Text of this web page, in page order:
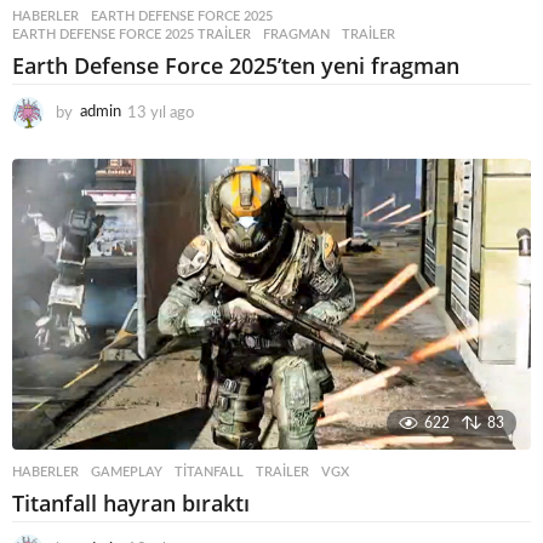
HABERLER EARTH DEFENSE FORCE 2025
EARTH DEFENSE FORCE 2025 TRAILER
,FRAGMAN ,TRAILER
Earth Defense Force 2025’ten yeni fragman
by admin 13 yıl ago
y
a
g
o
622 83
HABERLER GAMEPLAY ,TITANFALL ,TRAILER ,VGX
Titanfall hayran bıraktı